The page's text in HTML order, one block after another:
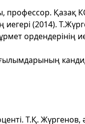
профессор. Қазақ
(2014).
ордендерінің
ғылымдарының
Т.Қ. Жүргенов,